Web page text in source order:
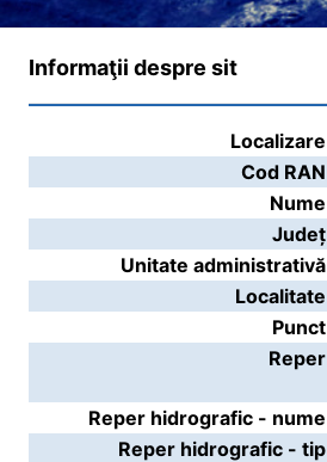
Informaţii despre sit
Localizare
Cod RAN
Nume
Județ
Unitate administrativă
Localitate
Punct
Reper
Reper hidrografic - nume
Reper hidrografic - tip